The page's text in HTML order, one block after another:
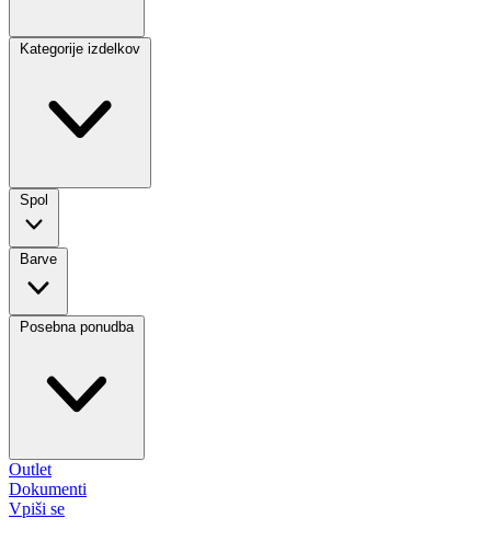
Kategorije izdelkov
Spol
Barve
Posebna ponudba
Outlet
Dokumenti
Vpiši se